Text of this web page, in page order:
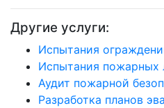
Другие услуги:
Испытания
Испытания пожарных
Аудит пожарной
Разработка планов